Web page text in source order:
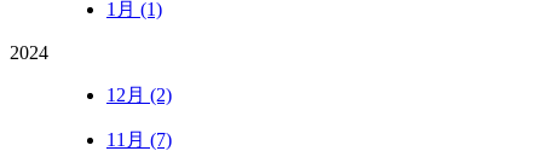
1月 (1)
2024
12月 (2)
11月 (7)